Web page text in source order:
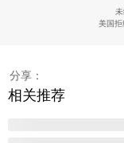
美国
分享：
相关推荐